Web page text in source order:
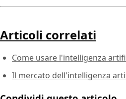
Articoli correlati
Come usare l'intelligenza
Il mercato dell'intelligenza